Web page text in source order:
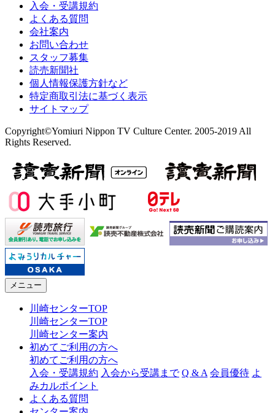
入会・受講規約
よくある質問
会社案内
お問い合わせ
スタッフ募集
読売新聞社
個人情報保護方針など
特定商取引法に基づく表示
サイトマップ
Copyright©Yomiuri Nippon TV Culture Center. 2005-2019 All
Rights Reserved.
メニュー
川崎センターTOP
川崎センターTOP
川崎センター案内
初めてご利用の方へ
初めてご利用の方へ
入会・受講規約 入会から受講まで Q & A 会員優待 よ
みカルポイント
よくある質問